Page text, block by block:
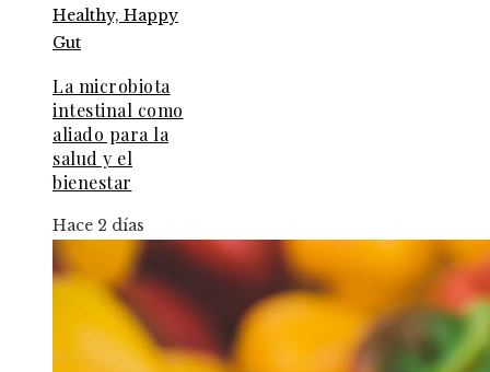
La microbiota
intestinal como
aliado para la
salud y el
bienestar
Hace 2 días